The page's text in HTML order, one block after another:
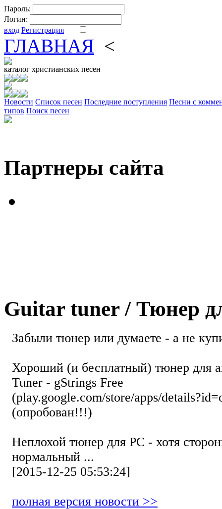
Пароль:
Логин:
вход Регистрация
ГЛАВНАЯ <
каталог христианских песен
Новости Cписок песен Последние поступления Песни с
типов Поиск песен
Партнеры сайта
Guitar tuner / Тюнер
Забыли тюнер или думаете - а не
Хороший (и бесплатный) тюнер для
Tuner - gStrings Free
(play.google.com/store/apps/
(опробован!!!)
Неплохой тюнер для РС - хотя
нормальный ...
[2015-12-25 05:53:24]
полная версия новости >>